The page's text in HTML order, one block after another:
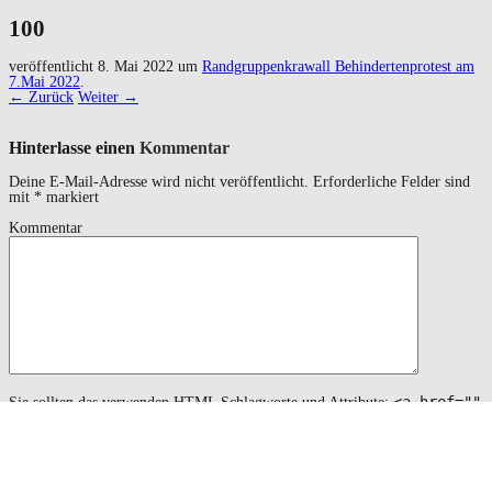
100
veröffentlicht 8. Mai 2022 um Randgruppenkrawall Behindertenprotest am
7.Mai 2022.
← Zurück Weiter →
Hinterlasse einen Kommentar
Deine E-Mail-Adresse wird nicht veröffentlicht. Erforderliche Felder sind
mit * markiert
Kommentar
Sie sollten das verwendenHTMLSchlagworte und Attribute:<a href=""